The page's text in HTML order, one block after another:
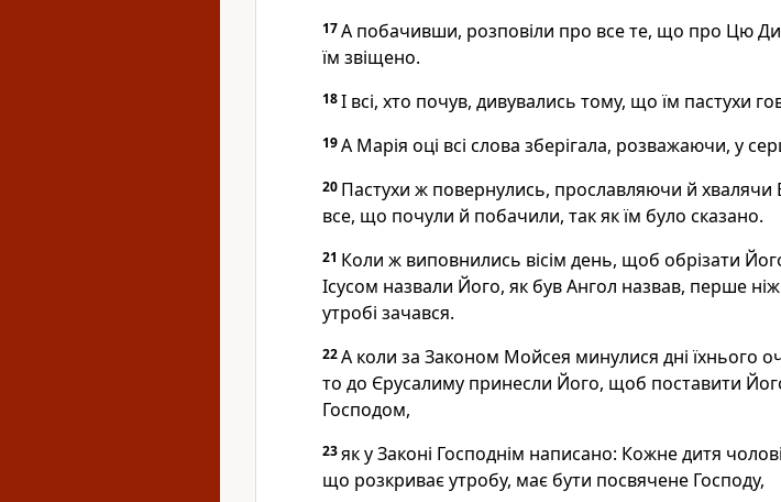
17А побачивши, розповіли про все те, що про Цю
їм звіщено.
18І всі, хто почув, дивувались тому, що їм пастухи
19А Марія оці всі слова зберігала, розважаючи, у
20 Пастухи ж повернулись, прославляючи й хвалячи
все, що почули й побачили, так як їм було сказано.
21 Коли ж виповнились вісім день, щоб обрізати
Ісусом назвали Його, як був Ангол назвав, перше ніж
утробі зачався.
22А коли за Законом Мойсея минулися дні їхнього
то до Єрусалиму принесли Його, щоб поставити
Господом,
23як у Законі Господнім написано: Кожне дитя
що розкриває утробу, має бути посвячене Господу,